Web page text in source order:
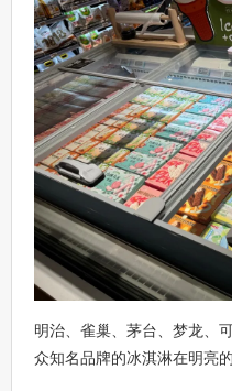
明治、雀巢、茅台、梦龙
众知名品牌的冰淇淋在明亮